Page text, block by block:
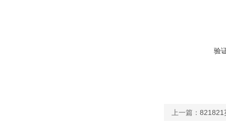
验
上一篇： 821821